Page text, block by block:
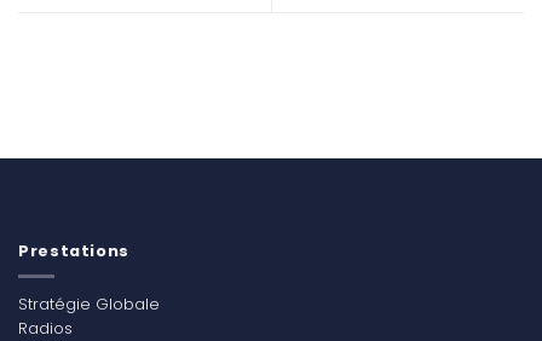
Prestations
Stratégie Globale
Radios